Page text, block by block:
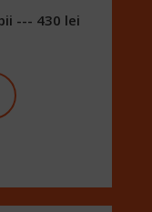
--- 430 lei